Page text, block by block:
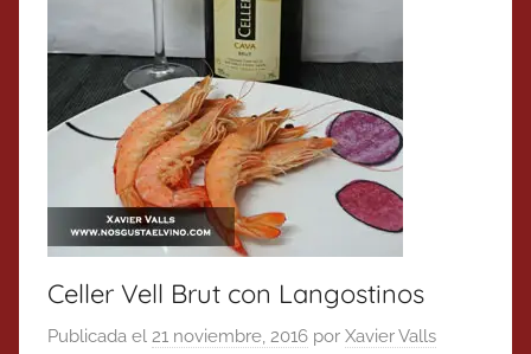
Celler Vell Brut con Langostinos
Publicada el 21 noviembre, 2016 por Xavier Valls